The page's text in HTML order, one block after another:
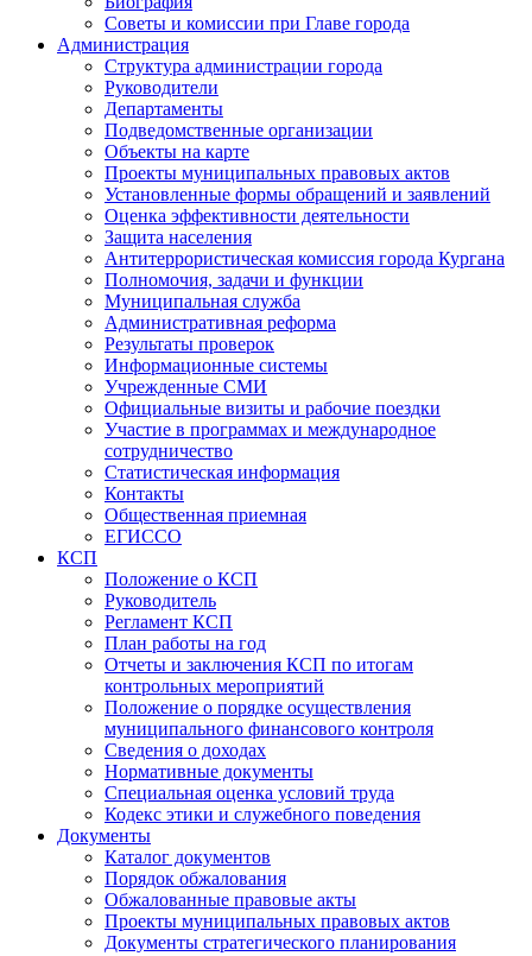
Советы и комиссии при Главе города
Администрация
Структура администрации города
Руководители
Департаменты
Подведомственные организации
Объекты на карте
Проекты муниципальных правовых актов
Установленные формы обращений и заявлений
Оценка эффективности деятельности
Защита населения
Антитеррористическая комиссия города Кургана
Полномочия, задачи и функции
Муниципальная служба
Административная реформа
Результаты проверок
Информационные системы
Учрежденные СМИ
Официальные визиты и рабочие поездки
Участие в программах и международное
сотрудничество
Статистическая информация
Контакты
Общественная приемная
ЕГИССО
КСП
Положение о КСП
Руководитель
Регламент КСП
План работы на год
Отчеты и заключения КСП по итогам
контрольных мероприятий
Положение о порядке осуществления
муниципального финансового контроля
Сведения о доходах
Нормативные документы
Специальная оценка условий труда
Кодекс этики и служебного поведения
Документы
Каталог документов
Порядок обжалования
Обжалованные правовые акты
Проекты муниципальных правовых актов
Документы стратегического планирования